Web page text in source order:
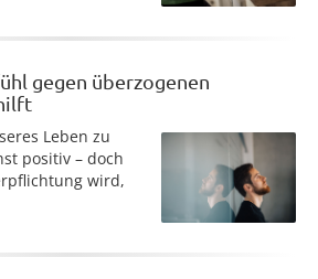
gegen überzogenen
Leben zu
positiv – doch
wird,